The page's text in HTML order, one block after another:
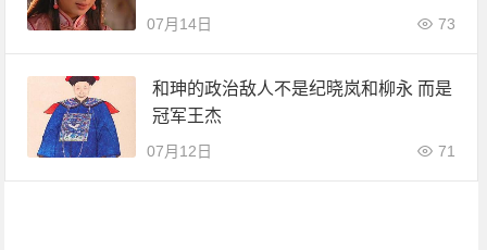
07月14日 73
和珅的政治敌人不是纪晓岚和柳永 而是
冠军王杰
07月12日 71